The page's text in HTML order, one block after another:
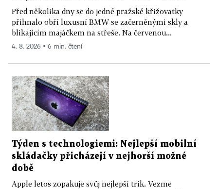
Před několika dny se do jedné pražské křižovatky
přihnalo obří luxusní BMW se začerněnými skly a
blikajícím majáčkem na střeše. Na červenou...
4. 8. 2026 ▪ 6 min. čtení
Týden s technologiemi: Nejlepší mobilní
skládačky přicházejí v nejhorší možné
době
Apple letos zopakuje svůj nejlepší trik. Vezme